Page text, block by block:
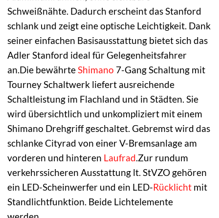
Schweißnähte. Dadurch erscheint das Stanford
schlank und zeigt eine optische Leichtigkeit. Dank
seiner einfachen Basisausstattung bietet sich das
Adler Stanford ideal für Gelegenheitsfahrer
an.Die bewährteShimano 7-Gang Schaltung mit
Tourney Schaltwerk liefert ausreichende
Schaltleistung im Flachland und in Städten. Sie
wird übersichtlich und unkompliziert mit einem
Shimano Drehgriff geschaltet. Gebremst wird das
schlanke Cityrad von einer V-Bremsanlage am
vorderen und hinteren Laufrad.Zur rundum
verkehrssicheren Ausstattung lt. StVZO gehören
ein LED-Scheinwerfer und ein LED-Rücklicht mit
Standlichtfunktion. Beide Lichtelemente